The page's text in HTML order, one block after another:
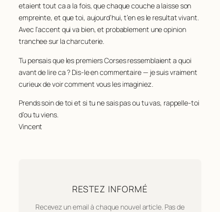
etaienttout ca a la fois, que chaque couche a laisse son
empreinte, et que toi, aujourd’hui, t’en es le resultat vivant.
Avec l’accent qui va bien, et probablement une opinion
tranchee sur la charcuterie.
Tu pensais que les premiers Corses ressemblaient a quoi
avant de lire ca ? Dis-le en commentaire — je suis vraiment
curieux de voir comment vous les imaginiez.
Prends soin de toi et si tu ne sais pas ou tu vas, rappelle-toi
d’ou tu viens.
Vincent
RESTEZ INFORMÉ
Recevez un email à chaque nouvel article. Pas de